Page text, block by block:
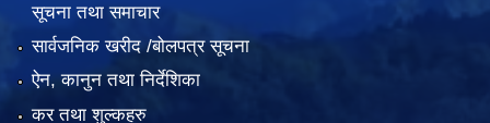
सूचना तथा समाचार
सार्वजनिक खरीद /बोलपत्र सूचना
ऐन, कानुन तथा निर्देशिका
कर तथा शुल्कहरु